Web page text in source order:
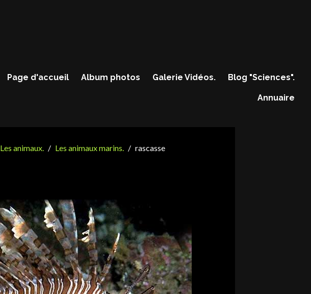
Page d'accueil Album photos Galerie Vidéos. Blog "Sciences".
Annuaire
Les animaux. Les animaux marins. rascasse